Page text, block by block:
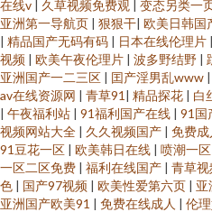
在线v | 久草视频免费观 | 变态另类一
亚洲第一导航页 | 狠狠干| 欧美日韩国
| 精品国产无码有码 | 日本在线伦理片 |
视频 | 欧美午夜伦理片 | 波多野结野 |
亚洲国产一二三区 | 囯产淫男乱www |
av在线资源网 | 青草91 | 精品探花 | 白
| 午夜福利站 | 91福利国产在线 | 91国
视频网站大全 | 久久视频国产 | 免费
91豆花一区 | 欧美韩日在线 | 喷潮一区
一区二区免费 | 福利在线国产 | 青草视
色 | 国产97视频 | 欧美性爱第六页 | 亚
亚洲国产欧美91 | 免费在线成人 | 伦